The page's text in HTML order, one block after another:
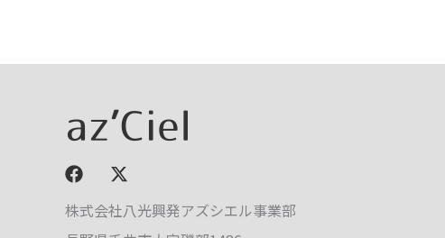
株式会社八光興発アズシエル事業部